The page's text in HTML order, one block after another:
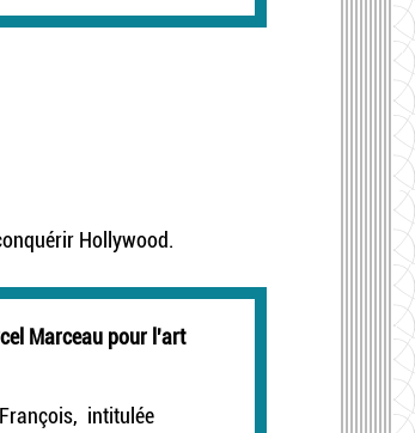
Hollywood.
Marceau pour l'art
intitulée